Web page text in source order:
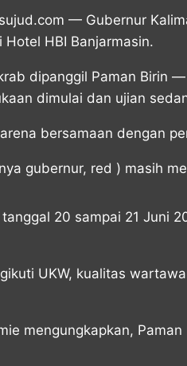
— Gubernur
HBI Banjarmasin.
dipanggil Paman Birin
dimulai dan ujian
bersamaan dengan
gubernur, red ) masih
20 sampai 21 Juni
UKW, kualitas
mengungkapkan,